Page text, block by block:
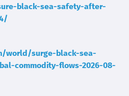
black-sea-safety-after-
world/surge-black-sea-
commodity-flows-2026-08-